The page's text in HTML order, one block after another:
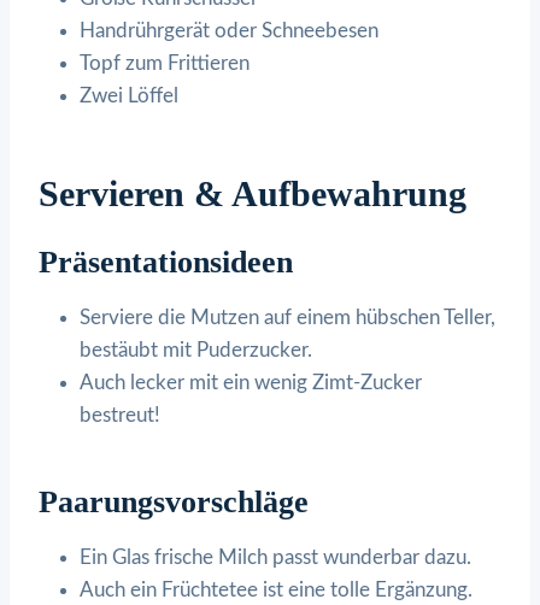
Handrührgerät oder Schneebesen
Topf zum Frittieren
Zwei Löffel
Servieren & Aufbewahrung
Präsentationsideen
Serviere die Mutzen auf einem hübschen Teller,
bestäubt mit Puderzucker.
Auch lecker mit ein wenig Zimt-Zucker
bestreut!
Paarungsvorschläge
Ein Glas frische Milch passt wunderbar dazu.
Auch ein Früchtetee ist eine tolle Ergänzung.